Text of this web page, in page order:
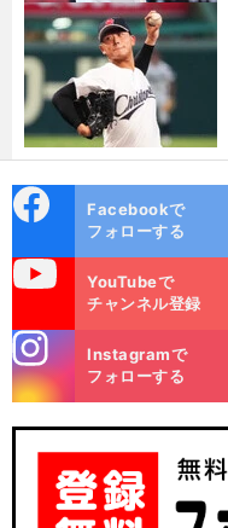
ok
Facebookで
フォローする
YouTubeで
チャンネル登録
m
Instagramで
フォローする